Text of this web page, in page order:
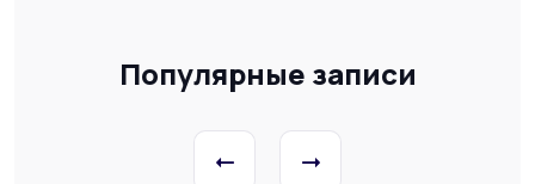
Популярные записи